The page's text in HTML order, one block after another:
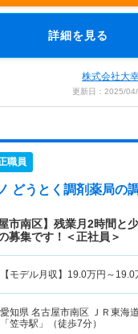
詳細を見る
株式会社大
更新日：2025/
職員
どうとく調剤薬局の
市南区】残業月2時間と
募集です！＜正社員＞
【モデル月収】 19.0万円～ 19.0
愛知県 名古屋市南区 ＪＲ東海
「笠寺駅」（徒歩7分）